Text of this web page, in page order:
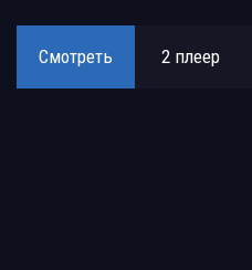
Смотреть 2 плеер